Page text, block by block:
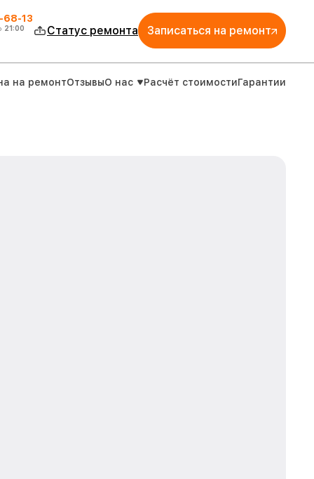
68-13
21:00 Статус ремонта Записаться на ремонт
на ремонтОтзывыО нас Расчёт стоимостиГарантии